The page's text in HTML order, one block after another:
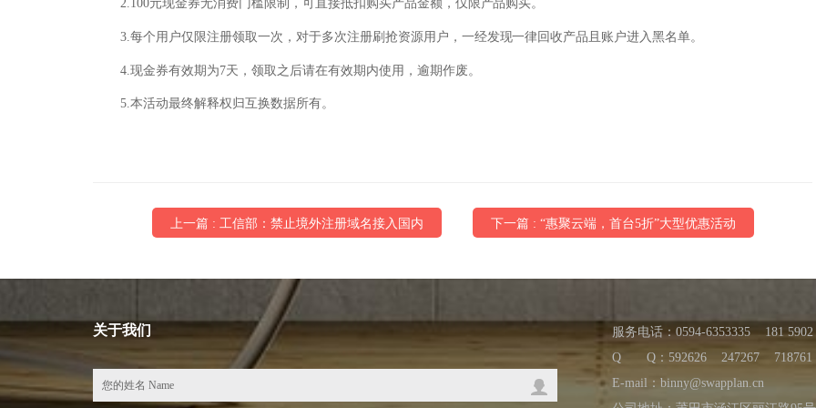
2.100元现金券无消费门槛限制，可直接抵扣购买产品金额，仅限产品购买。
3.每个用户仅限注册领取一次，对于多次注册刷抢资源用户，一经发现一律回收产品且账户进入黑名单。
4.现金券有效期为7天，领取之后请在有效期内使用，逾期作废。
5.本活动最终解释权归互换数据所有。
上一篇 : 工信部：禁止境外注册域名接入国内 下一篇 : “惠聚云端，首台5折”大型优惠活动
关于我们
服务电话：0594-6353335 181 5902
Q Q： 592626 247267
718761
E-mail：binny@swapplan.cn